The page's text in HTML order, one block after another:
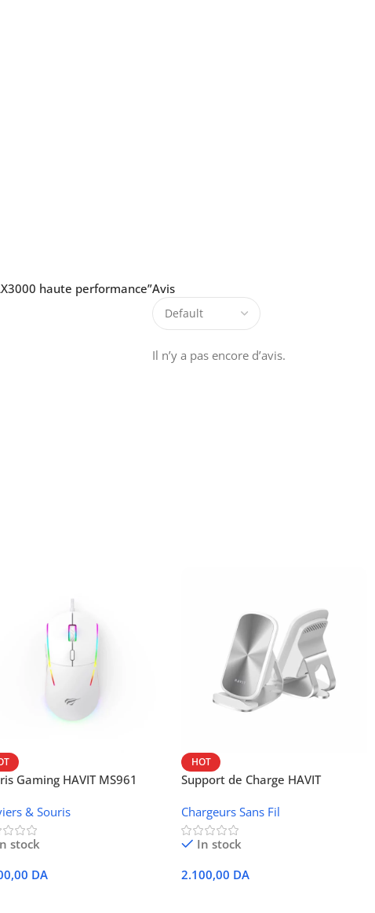
Avis
Il n’y a pas encore d’avis.
haute performance”
Gaming HAVIT MS961
& Souris
stock
DA
HOT
Support de Charge HAVIT
Chargeurs Sans Fil
In stock
2.100,00 DA